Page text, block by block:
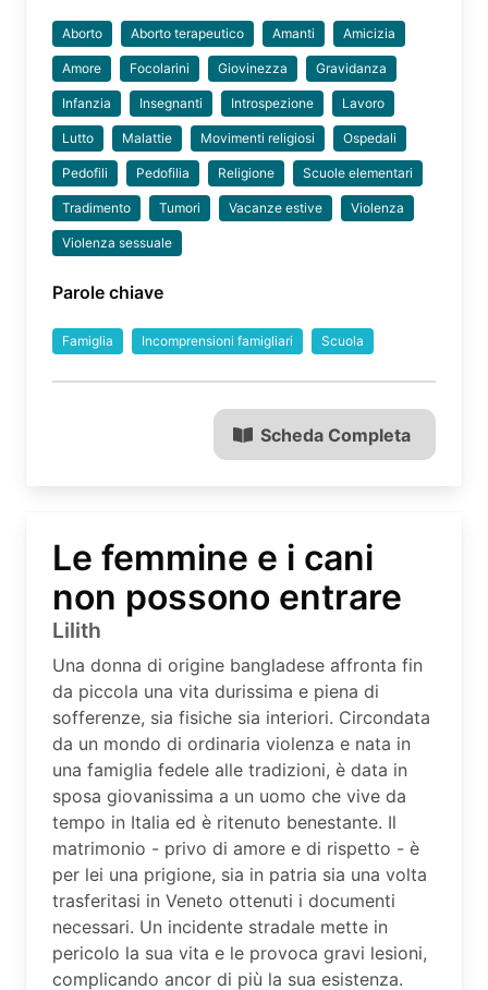
Aborto Aborto terapeutico Amanti Amicizia
Amore Focolarini Giovinezza Gravidanza
Infanzia Insegnanti Introspezione Lavoro
Lutto Malattie Movimenti religiosi Ospedali
Pedofili Pedofilia Religione Scuole elementari
Tradimento Tumori Vacanze estive Violenza
Violenza sessuale
Parole chiave
Famiglia Incomprensioni famigliari Scuola
Scheda Completa
Le femmine e i cani
non possono entrare
Lilith
Una donna di origine bangladese affronta fin
da piccola una vita durissima e piena di
sofferenze, sia fisiche sia interiori. Circondata
da un mondo di ordinaria violenza e nata in
una famiglia fedele alle tradizioni, è data in
sposa giovanissima a un uomo che vive da
tempo in Italia ed è ritenuto benestante. Il
matrimonio - privo di amore e di rispetto - è
per lei una prigione, sia in patria sia una volta
trasferitasi in Veneto ottenuti i documenti
necessari. Un incidente stradale mette in
pericolo la sua vita e le provoca gravi lesioni,
complicando ancor di più la sua esistenza.